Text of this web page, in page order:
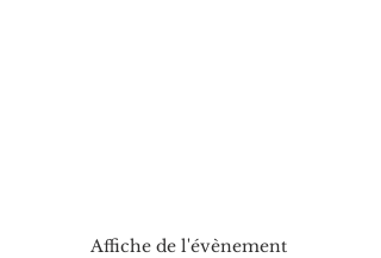
Affiche de l'évènement